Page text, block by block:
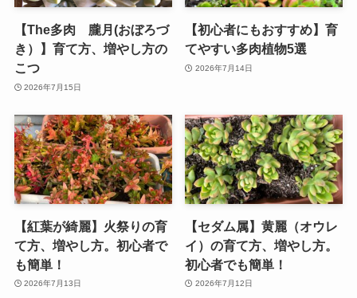
【The多肉 朧月(おぼろづ
き）】育て方、増やし方の
こつ
2026年7月15日
【初心者にもおすすめ】育
てやすい多肉植物5選
2026年7月14日
【紅葉が綺麗】火祭りの育
て方、増やし方。初心者で
も簡単！
2026年7月13日
【セダム属】黄麗（オウレ
イ）の育て方、増やし方。
初心者でも簡単！
2026年7月12日